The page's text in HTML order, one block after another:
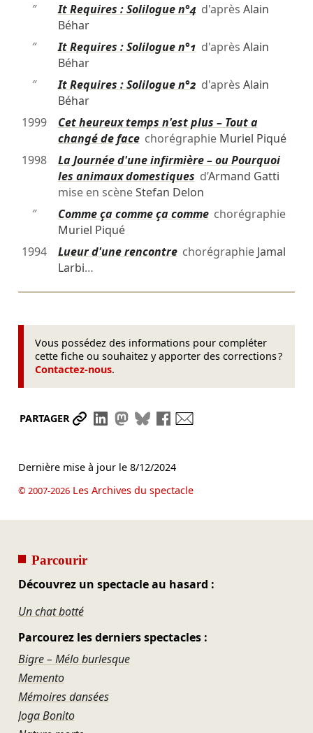
″
It Requires : Solilogue n°4 d'après Alain
Béhar
″
It Requires : Solilogue n°1 d'après Alain
Béhar
″
It Requires : Solilogue n°2 d'après Alain
Béhar
1999
Cet heureux temps n'est plus – Tout a
changé de facechorégraphie Muriel Piqué
1998
La Journée d'une infirmière – ou Pourquoi
les animaux domestiques d’Armand Gatti
mise en scèneStefan Delon
″
Comme ça comme ça commechorégraphie
Muriel Piqué
1994
Lueur d'une rencontrechorégraphie Jamal
Larbi…
Vous possédez des informations pour compléter
cette fiche ou souhaitez y apporter des corrections ?
Contactez-nous.
PARTAGER Partager le lien
Partager sur LinkedIn
Partager sur Mastodon
Partager sur Bluesky
Partager sur Facebook
Dernière mise à jour le 8/12/2024
© 2007-2026Les Archives du spectacle
Parcourir
Découvrez un spectacle au hasard :
Un chat botté
Parcourez les derniers spectacles :
Bigre – Mélo burlesque
Memento
Mémoires dansées
Joga Bonito